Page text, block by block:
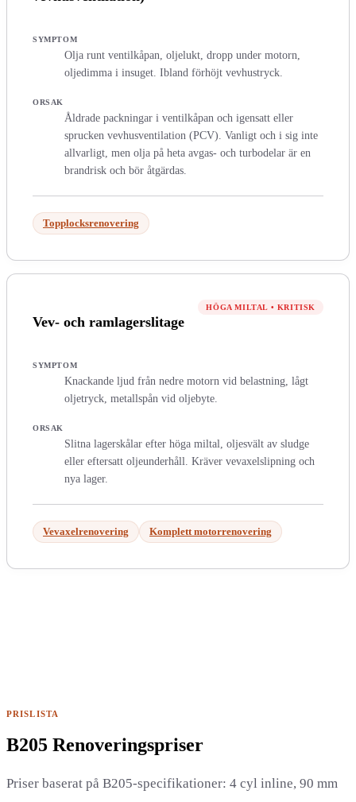
SYMPTOM
Olja runt ventilkåpan, oljelukt, dropp under motorn,
oljedimma i insuget. Ibland förhöjt vevhustryck.
ORSAK
Åldrade packningar i ventilkåpan och igensatt eller
sprucken vevhusventilation (PCV). Vanligt och i sig inte
allvarligt, men olja på heta avgas- och turbodelar är en
brandrisk och bör åtgärdas.
Topplocksrenovering
Vev- och ramlagerslitage
HÖGA MILTAL• KRITISK
SYMPTOM
Knackande ljud från nedre motorn vid belastning, lågt
oljetryck, metallspån vid oljebyte.
ORSAK
Slitna lagerskålar efter höga miltal, oljesvält av sludge
eller eftersatt oljeunderhåll. Kräver vevaxelslipning och
nya lager.
Vevaxelrenovering Komplett motorrenovering
PRISLISTA
B205 Renoveringspriser
Priser baserat på B205-specifikationer: 4 cyl inline, 90 mm